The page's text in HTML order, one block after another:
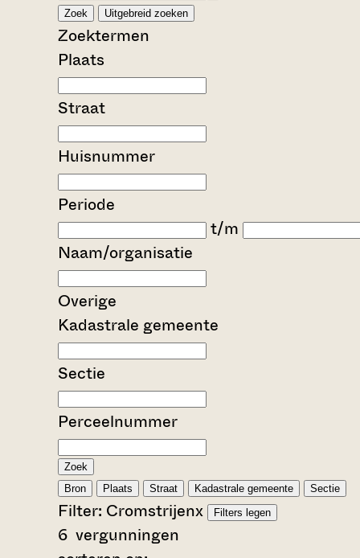
Zoek Uitgebreid zoeken
Zoektermen
Plaats
Straat
Huisnummer
Periode
t/m
Naam/organisatie
Overige
Kadastrale gemeente
Sectie
Perceelnummer
Zoek
Bron
Plaats Straat Kadastrale gemeente Sectie
Filter: Cromstrijenx Filters legen
6 vergunningen